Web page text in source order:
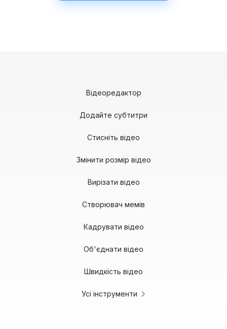
Відеоредактор
Додайте субтитри
Стисніть відео
Змінити розмір відео
Вирізати відео
Створювач мемів
Кадрувати відео
Об'єднати відео
Швидкість відео
Усі інструменти